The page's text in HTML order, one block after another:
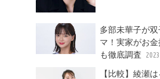
多部未華子が
マ！実家がお
も徹底調査
【比較】綾瀬